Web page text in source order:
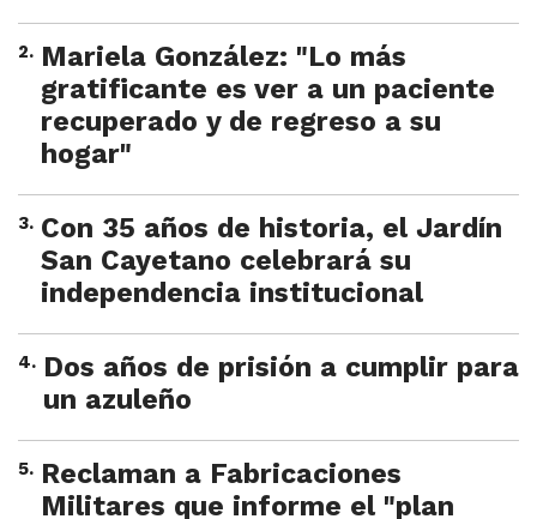
2. Mariela González: "Lo más
gratificante es ver a un paciente
recuperado y de regreso a su
hogar"
3. Con 35 años de historia, el Jardín
San Cayetano celebrará su
independencia institucional
4. Dos años de prisión a cumplir para
un azuleño
5. Reclaman a Fabricaciones
Militares que informe el "plan